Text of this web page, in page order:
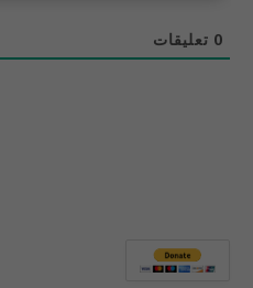
0 تعليقات